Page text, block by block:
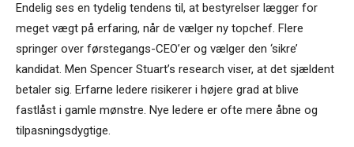
Endelig ses en tydelig tendens til, at bestyrelser lægger for
meget vægt på erfaring, når de vælger ny topchef. Flere
springer over førstegangs-CEO’er og vælger den ‘sikre’
kandidat. Men Spencer Stuart’s research viser, at det sjældent
betaler sig. Erfarne ledere risikerer i højere grad at blive
fastlåst i gamle mønstre. Nye ledere er ofte mere åbne og
tilpasningsdygtige.